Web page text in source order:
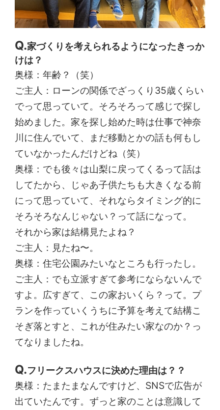
家づくりを考えられるようになったきっか
けは？
奥様：年齢？（笑）
ご主人：ローンの関係でざっくり35歳くらい
でって思っていて。そろそろって感じで探し
始めました。家を探し始めた時は仕事で神奈
川に住んでいて、まだ移動とかの話も何もし
ていなかったんだけどね（笑）
奥様：でも後々は山梨に戻ってくるって話は
してたから、じゃあ子供たちも大きくなる前
にって思っていて、それならタイミング的に
そろそろなんじゃない？って話になって。
それから家は結構見たよね？
ご主人：見たね〜。
奥様：住宅公園みたいなところも行ったし。
ご主人：でも立派すぎて参考にならないんで
すよ。広すぎて、この家おいくら？って。プ
ランを作っていくうちに予算を考えて結構こ
そぎ落とすと、これが住みたい家なのか？っ
てなりましたね。
フリークスハウスに決めた理由は？？
奥様：たまたまなんですけど、SNSで広告が
出ていたんです。ずっと家のことは意識して